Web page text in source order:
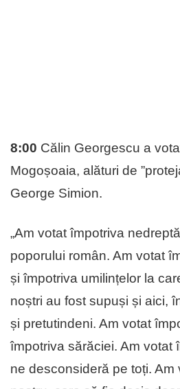
8:00 Călin Georgescu a
Mogoșoaia, alături de
George Simion.
„Am votat împotriva
poporului român. Am votat
și împotriva umilințelor la
noștri au fost supuși și aici,
și pretutindeni. Am votat
împotriva sărăciei. Am votat
ne desconsideră pe toți. Am